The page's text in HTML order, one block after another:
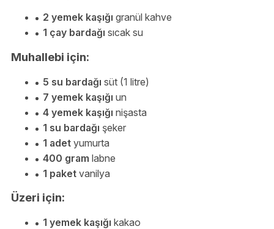
2 yemek kaşığı granül kahve
1 çay bardağı sıcak su
Muhallebi için:
5 su bardağı süt (1 litre)
7 yemek kaşığı un
4 yemek kaşığı nişasta
1 su bardağı şeker
1 adet yumurta
400 gram labne
1 paket vanilya
Üzeri için:
1 yemek kaşığı kakao